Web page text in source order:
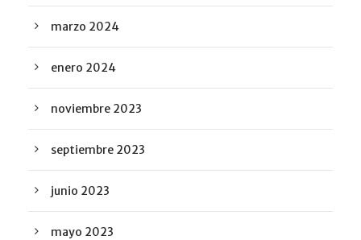
marzo 2024
enero 2024
noviembre 2023
septiembre 2023
junio 2023
mayo 2023